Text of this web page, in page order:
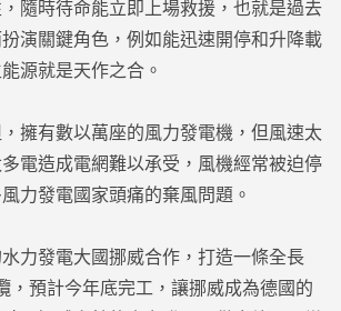
隨時待命能立即上場救援，也就是過去
演關鍵角色，例如能迅速開停和升降載
源就是天作之合。
擁有數以萬座的風力發電機，但風速太
電造成電網難以承受，風機經常被迫停
力發電國家頭痛的棄風問題。
力發電大國挪威合作，打造一條全長
，預計今年底完工，讓挪威成為德國的